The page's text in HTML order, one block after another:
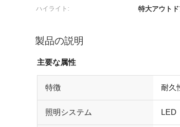
ハイライト:
特大アウト
製品の説明
主要な属性
特徴 耐久
照明システム LED